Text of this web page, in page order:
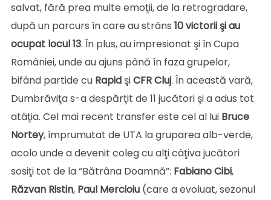
salvat, fără prea multe emoţii, de la retrogradare,
după un parcurs în care au strâns 10 victorii şi au
ocupat locul 13. În plus, au impresionat şi în Cupa
României, unde au ajuns până în faza grupelor,
bifând partide cu RapidşiCFR Cluj. În această vară,
Dumbrăviţa s-a despărţit de 11 jucători şi a adus tot
atâţia. Cel mai recent transfer este cel al lui Bruce
Nortey, împrumutat de UTA la gruparea alb-verde,
acolo unde a devenit coleg cu alţi câţiva jucători
sosiţi tot de la “Bătrâna Doamnă”: Fabiano Cibi,
Răzvan Ristin, Paul Mercioiu(care a evoluat, sezonul